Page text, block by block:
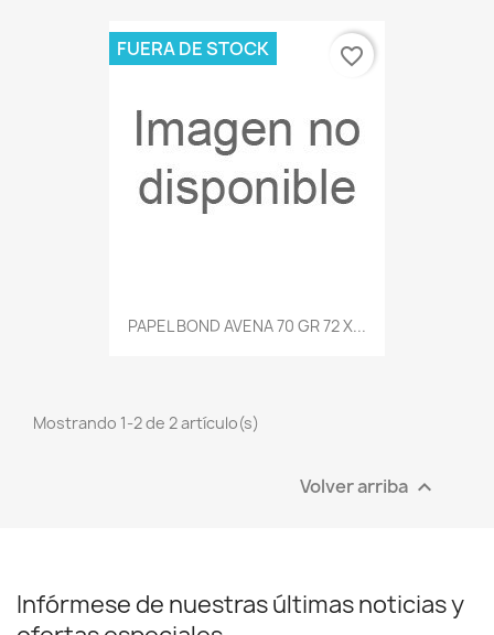
PAPEL BOND AVENA 70 GR 72 X...
FUERA DE STOCK favorite_border
Mostrando 1-2 de 2 artículo(s)
Volver arriba 
Infórmese de nuestras últimas noticias y